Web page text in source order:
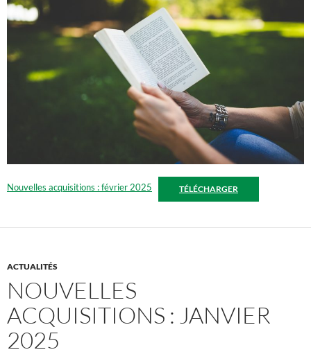
Nouvelles acquisitions : février 2025 TÉLÉCHARGER
ACTUALITÉS
NOUVELLES
ACQUISITIONS : JANVIER
2025